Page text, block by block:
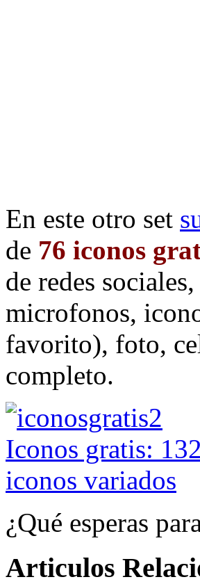
En este otro set
de 76 iconos
de redes
microfonos,
favorito), foto,
completo.
¿Qué esperas
Articulos